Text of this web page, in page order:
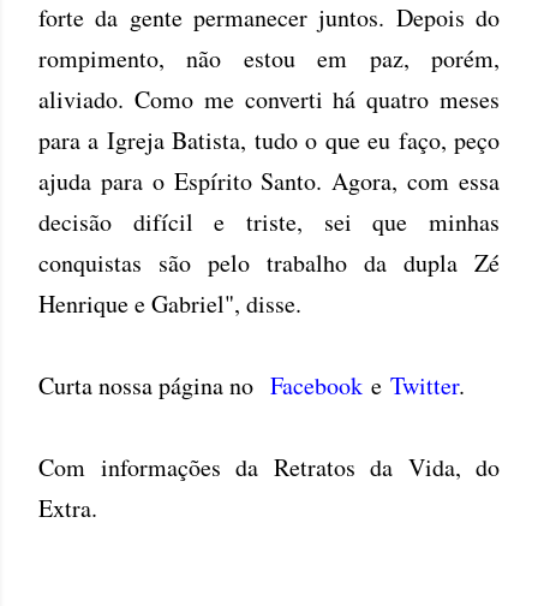
forte da gente permanecer juntos. Depois do
rompimento, não estou em paz, porém,
aliviado. Como me converti há quatro meses
para a Igreja Batista, tudo o que eu faço, peço
ajuda para o Espírito Santo. Agora, com essa
decisão difícil e triste, sei que minhas
conquistas são pelo trabalho da dupla Zé
Henrique e Gabriel", disse.
Curta nossa página no Facebook e Twitter.
Com informações da Retratos da Vida, do
Extra.